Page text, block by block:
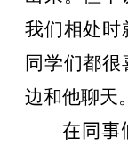
我们相处时
同学们都
边和他聊天
在同事